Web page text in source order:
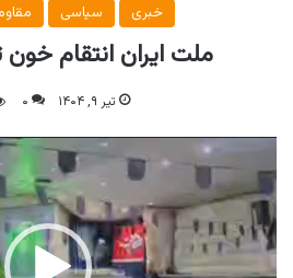
خبری سیاسی
ملت ایران انتقام خون
تیر ۹, ۱۴۰۴ ۰
نمایشگر